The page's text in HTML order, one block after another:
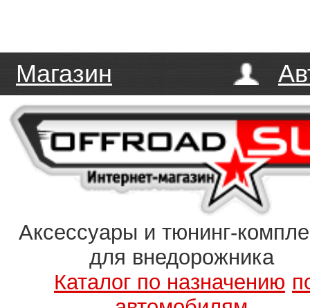
Магазин
Аксессуары и тюнинг-
для внедорожника
Каталог по назначению